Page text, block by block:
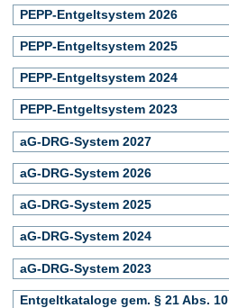
PEPP-Entgeltsystem 2026
PEPP-Entgeltsystem 2025
PEPP-Entgeltsystem 2024
PEPP-Entgeltsystem 2023
aG-DRG-System 2027
aG-DRG-System 2026
aG-DRG-System 2025
aG-DRG-System 2024
aG-DRG-System 2023
Entgeltkataloge gem. § 21 Abs. 10